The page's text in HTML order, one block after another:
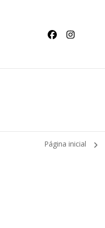
Página inicial